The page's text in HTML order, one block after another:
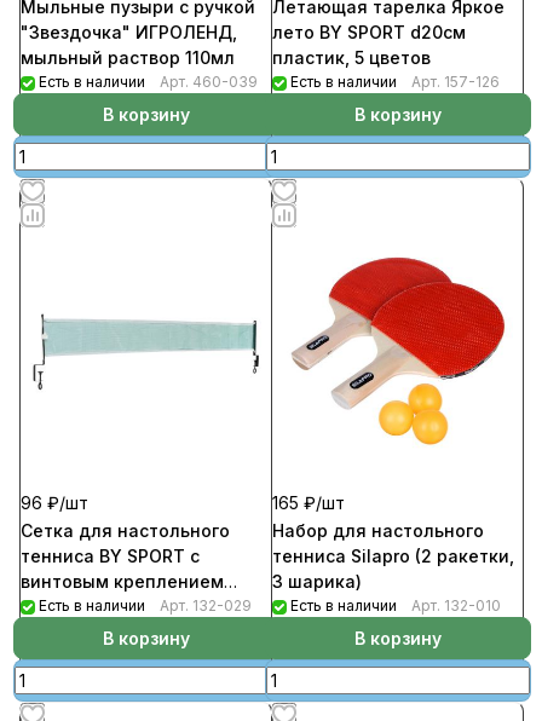
Мыльные пузыри с ручкой
"Звездочка" ИГРОЛЕНД,
мыльный раствор 110мл
Есть в наличии Арт. 460-039
В корзину
Летающая тарелка Яркое
лето BY SPORT d20см
пластик, 5 цветов
Есть в наличии Арт. 157-126
В корзину
96 ₽/шт
Сетка для настольного
тенниса BY SPORT с
винтовым креплением
120х11,5см
Есть в наличии Арт. 132-029
В корзину
165 ₽/шт
Набор для настольного
тенниса Silapro (2 ракетки,
3 шарика)
Есть в наличии Арт. 132-010
В корзину